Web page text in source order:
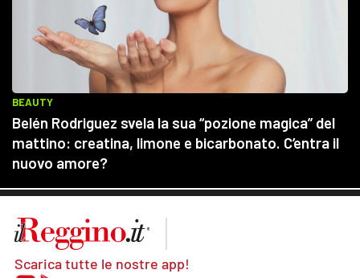
Scarica tutte le nostre app!